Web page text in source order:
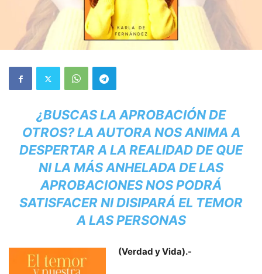
¿BUSCAS LA APROBACIÓN DE
OTROS? LA AUTORA NOS ANIMA A
DESPERTAR A LA REALIDAD DE QUE
NI LA MÁS ANHELADA DE LAS
APROBACIONES NOS PODRÁ
SATISFACER NI DISIPARÁ EL TEMOR
A LAS PERSONAS
(Verdad y Vida).-